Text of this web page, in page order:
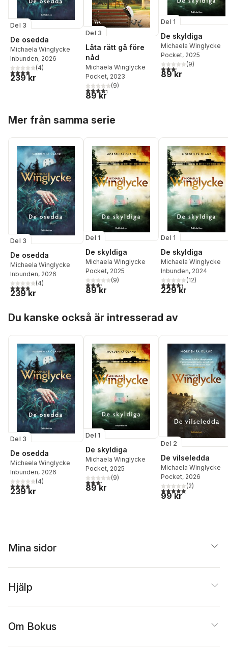
Del 3
De osedda
Michaela Winglycke
Inbunden, 2026
3,8utav 5 stjärnor. Totalt antal röster:
(4)
239 kr
Del 3
Låta rätt gå före
nåd
Michaela Winglycke
Pocket, 2023
4,3utav 5 stjärnor. Totalt antal röster:
(9)
89 kr
Del 1
De skyldiga
Michaela Winglycke
Pocket, 2025
3,2utav 5 stjärnor.
(9)
89 kr
Mer från samma serie
Del 3
De osedda
Michaela Winglycke
Inbunden, 2026
3,8utav 5 stjärnor. Totalt antal röster:
(4)
239 kr
Del 1
De skyldiga
Michaela Winglycke
Pocket, 2025
3,2utav 5 stjärnor. Totalt antal röster:
(9)
89 kr
Del 1
De skyldiga
Michaela Winglycke
Inbunden, 2024
4,3utav 5 stjärnor.
(12)
229 kr
Du kanske också är intresserad av
Del 3
De osedda
Michaela Winglycke
Inbunden, 2026
3,8utav 5 stjärnor. Totalt antal röster:
(4)
239 kr
Del 1
De skyldiga
Michaela Winglycke
Pocket, 2025
3,2utav 5 stjärnor. Totalt antal röster:
(9)
89 kr
Del 2
De vilseledda
Michaela Winglycke
Pocket, 2026
5,0utav 5 stjärnor.
(2)
99 kr
Mina sidor
Hjälp
Om Bokus